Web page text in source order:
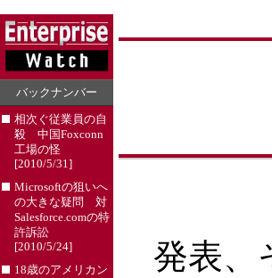
バックナンバー
相次ぐ従業員の自
殺 中国Foxconn
工場の怪
[2010/5/31]
Microsoftの狙いへ
の大きな疑問 対
Salesforce.comの特
許訴訟
[2010/5/24]
18歳のアメリカン
発表、